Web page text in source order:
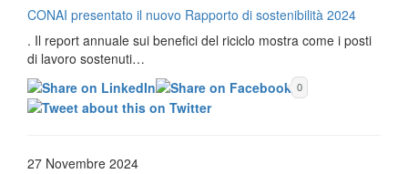
CONAI presentato il nuovo Rapporto di sostenibilità 2024
. Il report annuale sui benefici del riciclo mostra come i posti
di lavoro sostenuti…
0
27 Novembre 2024